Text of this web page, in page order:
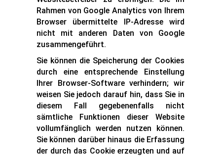
Rahmen von Google Analytics von Ihrem
Browser übermittelte IP-Adresse wird
nicht mit anderen Daten von Google
zusammengeführt.
Sie können die Speicherung der Cookies
durch eine entsprechende Einstellung
Ihrer Browser-Software verhindern; wir
weisen Sie jedoch darauf hin, dass Sie in
diesem Fall gegebenenfalls nicht
sämtliche Funktionen dieser Website
vollumfänglich werden nutzen können.
Sie können darüber hinaus die Erfassung
der durch das Cookie erzeugten und auf